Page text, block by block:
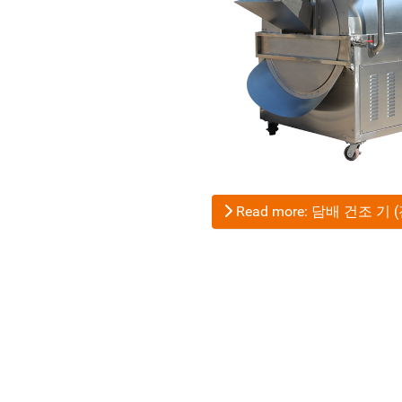
Read more: 담배 건조 기